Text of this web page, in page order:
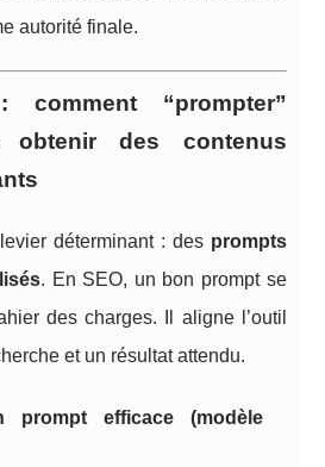
autorité finale.
comment “prompter”
obtenir des contenus
déterminant : des prompts
. En SEO, un bon prompt se
des charges. Il aligne l’outil
et un résultat attendu.
prompt efficace (modèle